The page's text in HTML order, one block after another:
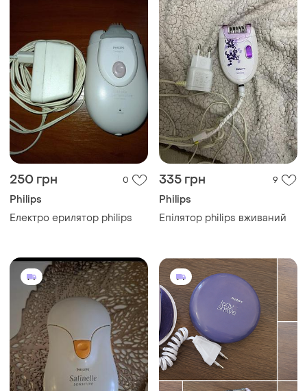
250 грн 0
Philips
Електро epилятор philips
335 грн 9
Philips
Епілятор philips вживаний